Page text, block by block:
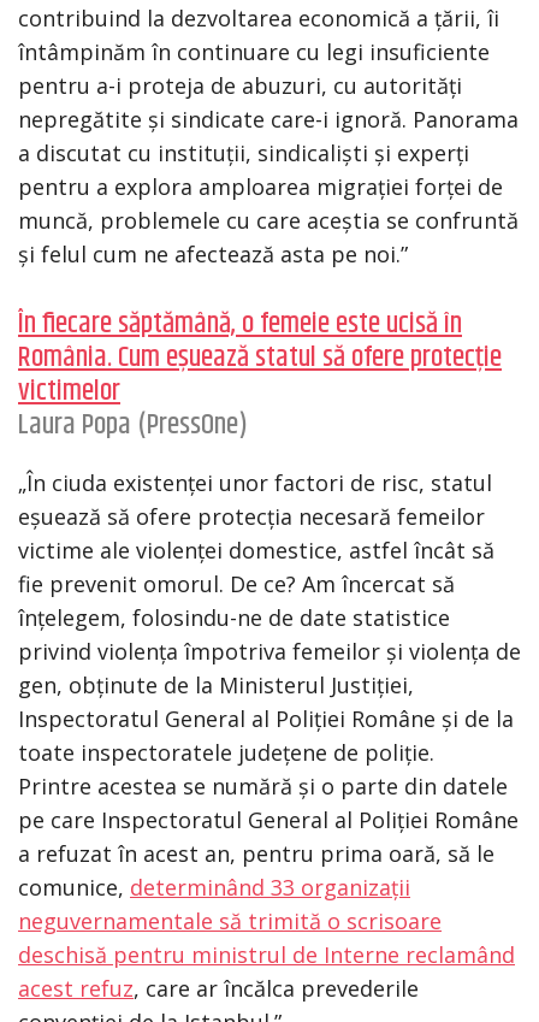
contribuind la dezvoltarea economică a țării, îi
întâmpinăm în continuare cu legi insuficiente
pentru a-i proteja de abuzuri, cu autorități
nepregătite și sindicate care-i ignoră. Panorama
a discutat cu instituții, sindicaliști și experți
pentru a explora amploarea migrației forței de
muncă, problemele cu care aceștia se confruntă
și felul cum ne afectează asta pe noi.”
În fiecare săptămână, o femeie este ucisă în
România. Cum eșuează statul să ofere protecție
victimelor
Laura Popa (PressOne)
„În ciuda existenței unor factori de risc, statul
eșuează să ofere protecția necesară femeilor
victime ale violenței domestice, astfel încât să
fie prevenit omorul. De ce? Am încercat să
înțelegem, folosindu-ne de date statistice
privind violența împotriva femeilor și violența de
gen, obținute de la Ministerul Justiției,
Inspectoratul General al Poliției Române și de la
toate inspectoratele județene de poliție.
Printre acestea se numără și o parte din datele
pe care Inspectoratul General al Poliției Române
a refuzat în acest an, pentru prima oară, să le
comunice, determinând 33 organizații
neguvernamentale să trimită o scrisoare
deschisă pentru ministrul de Interne reclamând
acest refuz, care ar încălca prevederile